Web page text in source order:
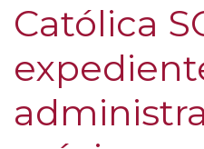
Católica